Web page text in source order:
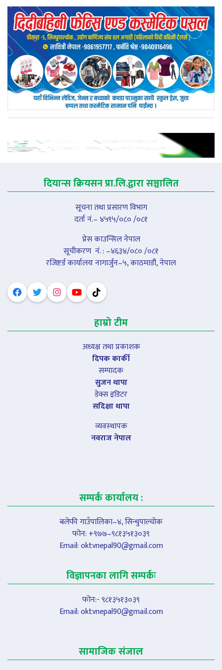
दियान्स क्रियसन प्रा.लि.द्वारा सञ्चालित
सूचना तथा प्रसारण विभाग
दर्ता नं.– ४५९५/०८० /०८१
प्रेस काउन्सिल नेपाल
सूचीकरण नंं. : –४६३४/०८० /०८१
रजिष्टर्ड कार्यालयः नागार्जुन–५, काठमाडौं, नेपाल
हाम्रो टीम
अध्यक्ष तथा प्रकाशक
दिपक कार्की
सम्पादक
सुजन थापा
डेक्स इडिटर
सदिक्षा थापा
व्यवस्थापक
नवराज नेपाल
सम्पर्क कार्यालय :
बलेफी गाउँपालिका–४, सिन्धुपाल्चोक
फोन: +९७७–९८१३५१३०३९
Email:oktvnepal90@gmail.com
विज्ञापनका लागि सम्पर्कः
फोन:- ९८१३५१३०३९
Email:oktvnepal90@gmail.com
सामाजिक संजाल